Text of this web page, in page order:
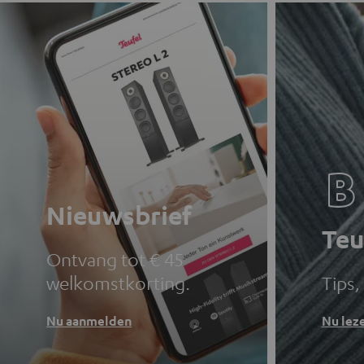
Nieuwsbrief
Ontvang tot € 45
welkomstkorting.
Nu aanmelden Nu